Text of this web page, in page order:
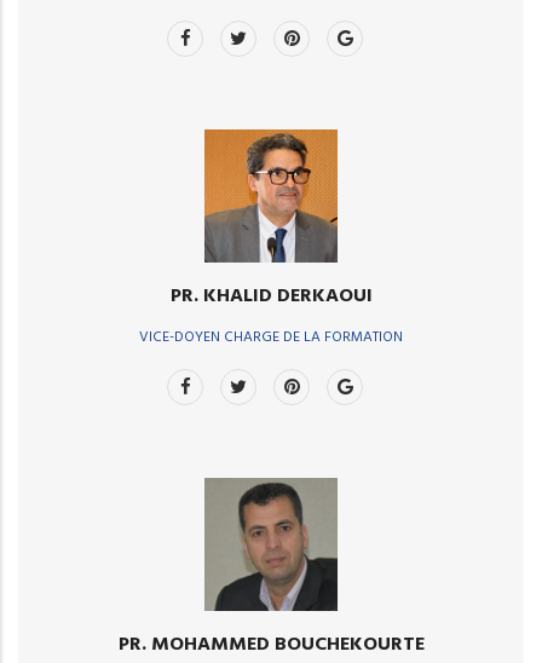
PR. KHALID DERKAOUI
VICE-DOYEN CHARGE DE LA FORMATION
PR. MOHAMMED BOUCHEKOURTE